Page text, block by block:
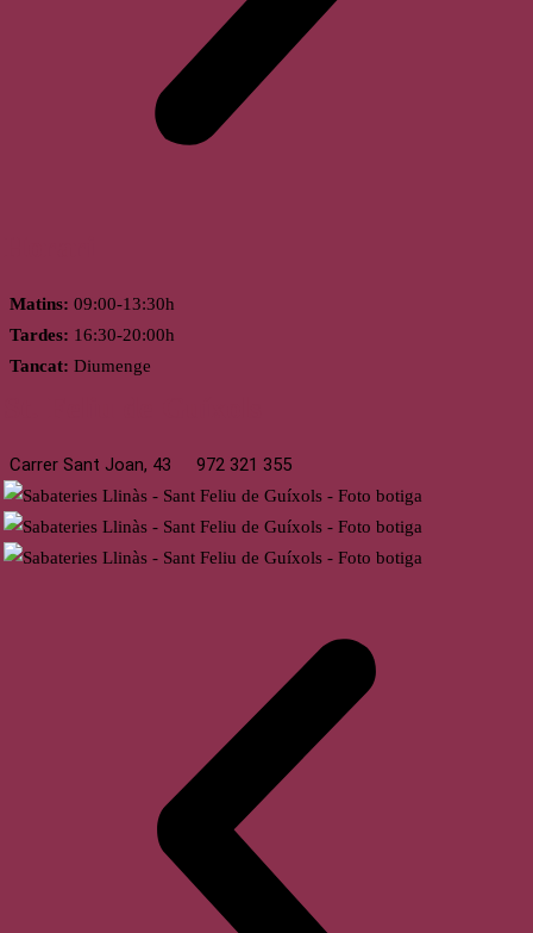
Matins: 09:00-13:30h
Tardes: 16:30-20:00h
Tancat: Diumenge
Carrer Sant Joan, 43 972 321 355